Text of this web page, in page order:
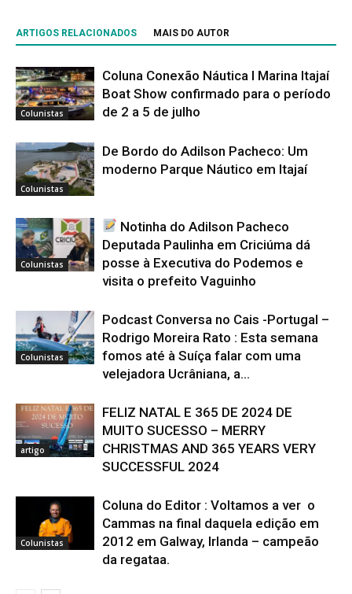
ARTIGOS RELACIONADOS MAIS DO AUTOR
Colunistas
Coluna Conexão Náutica l Marina Itajaí
Boat Show confirmado para o período
de 2 a 5 de julho
Colunistas
De Bordo do Adilson Pacheco: Um
moderno Parque Náutico em Itajaí
Colunistas
Notinha do Adilson Pacheco
Deputada Paulinha em Criciúma dá
posse à Executiva do Podemos e
visita o prefeito Vaguinho
Colunistas
Podcast Conversa no Cais -Portugal –
Rodrigo Moreira Rato : Esta semana
fomos até à Suíça falar com uma
velejadora Ucrâniana, a...
artigo
FELIZ NATAL E 365 DE 2024 DE
MUITO SUCESSO – MERRY
CHRISTMAS AND 365 YEARS VERY
SUCCESSFUL 2024
Colunistas
Coluna do Editor : Voltamos a ver o
Cammas na final daquela edição em
2012 em Galway, Irlanda – campeão
da regataa.